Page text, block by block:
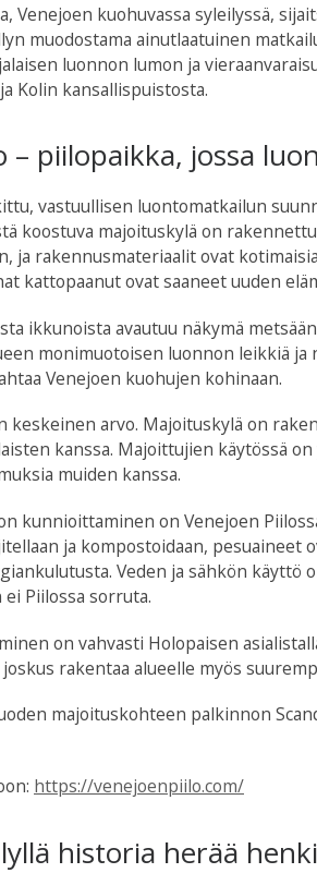
Venejoen kuohuvassa syleilyssä,
muodostama ainutlaatuinen
luonnon lumon ja
Kolin kansallispuistosta.
– piilopaikka, jossa
vastuullisen luontomatkailun
koostuva majoituskylä on
ja rakennusmateriaalit ovat
kattopaanut ovat saaneet uuden
ikkunoista avautuu näkymä
monimuotoisen luonnon leikkiä
Venejoen kuohujen kohinaan.
keskeinen arvo. Majoituskylä on
kanssa. Majoittujien käytössä
muiden kanssa.
kunnioittaminen on Venejoen
ja kompostoidaan, pesuaineet
Veden ja sähkön
Piilossa sorruta.
on vahvasti Holopaisen
rakentaa alueelle myös
majoituskohteen palkinnon
https://venejoenpiilo.com/
historia herää